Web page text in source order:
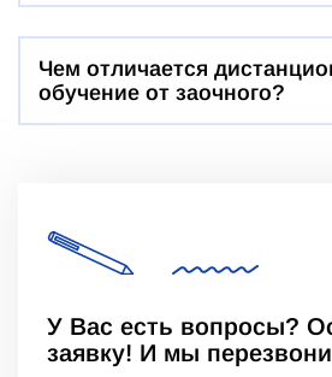
Чем отличается
обучение от заочного?
У Вас есть вопросы?
заявку! И мы